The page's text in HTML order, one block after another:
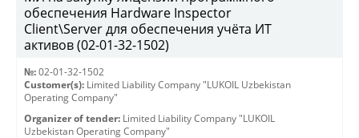
обеспечения Hardware Inspector
Client\Server для обеспечения учёта ИТ
активов (02-01-32-1502)
№: 02-01-32-1502
Customer(s): Limited Liability Company "LUKOIL Uzbekistan
Operating Company"
Organizer of tender: Limited Liability Company "LUKOIL
Uzbekistan Operating Company"